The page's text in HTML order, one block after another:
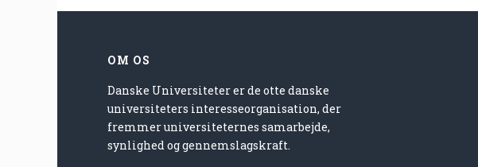
OM OS
Danske Universiteter er de otte danske
universiteters interesseorganisation, der
fremmer universiteternes samarbejde,
synlighed og gennemslagskraft.